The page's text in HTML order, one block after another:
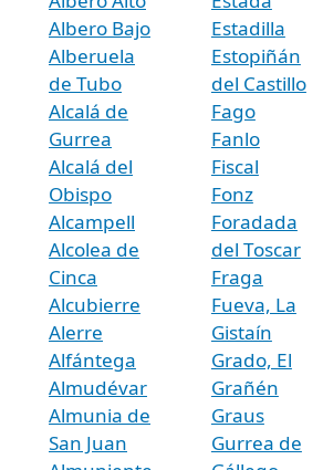
Albero Bajo
Alberuela
de Tubo
Alcalá de
Gurrea
Alcalá del
Obispo
Alcampell
Alcolea de
Cinca
Alcubierre
Alerre
Alfántega
Almudévar
Almunia de
San Juan
Estadilla
Estopiñán
del Castillo
Fago
Fanlo
Fiscal
Fonz
Foradada
del Toscar
Fraga
Fueva, La
Gistaín
Grado, El
Grañén
Graus
Gurrea de